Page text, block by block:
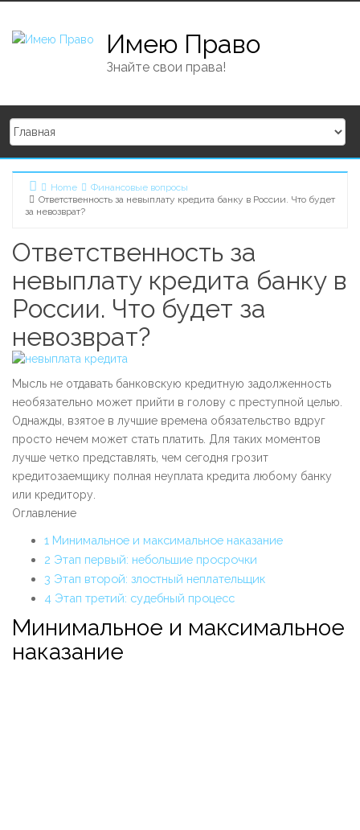
Имею Право
Знайте свои права!
Home
Финансовые вопросы
Ответственность за невыплату кредита банку в России. Что будет
за невозврат?
Ответственность за
невыплату кредита банку в
России. Что будет за
невозврат?
Мысль не отдавать банковскую кредитную задолженность
необязательно может прийти в голову с преступной целью.
Однажды, взятое в лучшие времена обязательство вдруг
просто нечем может стать платить. Для таких моментов
лучше четко представлять, чем сегодня грозит
кредитозаемщику полная неуплата кредита любому банку
или кредитору.
Оглавление
1 Минимальное и максимальное наказание
2 Этап первый: небольшие просрочки
3 Этап второй: злостный неплательщик
4 Этап третий: судебный процесс
Минимальное и максимальное
наказание